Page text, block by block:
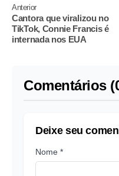
Anterior
Cantora que viralizou no
TikTok, Connie Francis é
internada nos EUA
Comentários
Deixe seu
Nome *